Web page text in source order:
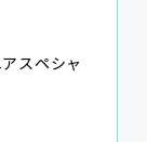
スペシャ